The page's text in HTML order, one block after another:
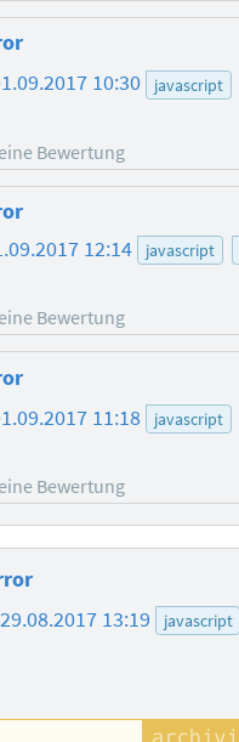
10:30 javascript
Bewertung
12:14 javascript
Bewertung
11:18 javascript
Bewertung
29.08.2017 13:19 javascript